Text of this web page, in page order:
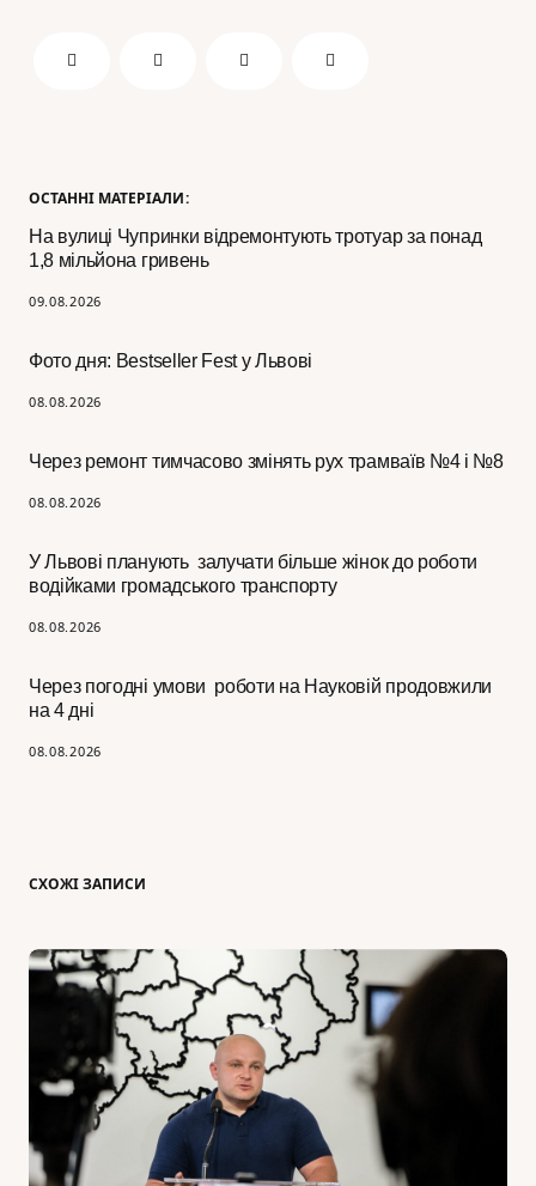
ОСТАННІ МАТЕРІАЛИ:
На вулиці Чупринки відремонтують тротуар за понад
1,8 мільйона гривень
09.08.2026
Фото дня: Bestseller Fest у Львові
08.08.2026
Через ремонт тимчасово змінять рух трамваїв №4 і №8
08.08.2026
У Львові планують залучати більше жінок до роботи
водійками громадського транспорту
08.08.2026
Через погодні умови роботи на Науковій продовжили
на 4 дні
08.08.2026
СХОЖІ ЗАПИСИ